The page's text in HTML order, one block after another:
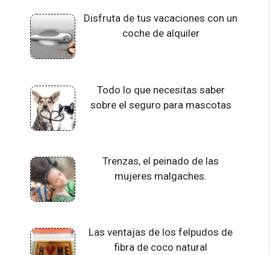
Disfruta de tus vacaciones con un
coche de alquiler
Todo lo que necesitas saber
sobre el seguro para mascotas
Trenzas, el peinado de las
mujeres malgaches.
Las ventajas de los felpudos de
fibra de coco natural